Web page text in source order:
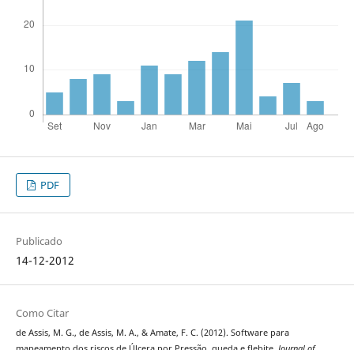
PDF
Publicado
14-12-2012
Como Citar
de Assis, M. G., de Assis, M. A., & Amate, F. C. (2012). Software para